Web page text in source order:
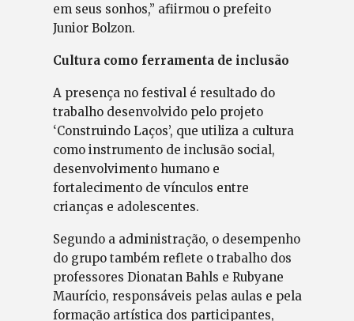
em seus sonhos,” afiirmou o prefeito
Junior Bolzon.
Cultura como ferramenta de inclusão
A presença no festival é resultado do
trabalho desenvolvido pelo projeto
‘Construindo Laços’, que utiliza a cultura
como instrumento de inclusão social,
desenvolvimento humano e
fortalecimento de vínculos entre
crianças e adolescentes.
Segundo a administração, o desempenho
do grupo também reflete o trabalho dos
professores Dionatan Bahls e Rubyane
Maurício, responsáveis pelas aulas e pela
formação artística dos participantes,